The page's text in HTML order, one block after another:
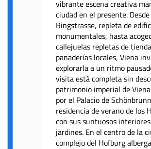
vibrante escena creativa
ciudad en el presente.
Ringstrasse, repleta de
monumentales, hasta
callejuelas repletas de
panaderías locales, Viena
explorarla a un ritmo
visita está completa sin
patrimonio imperial de
por el Palacio de
residencia de verano de los
con sus suntuosos
jardines. En el centro de la
complejo del Hofburg